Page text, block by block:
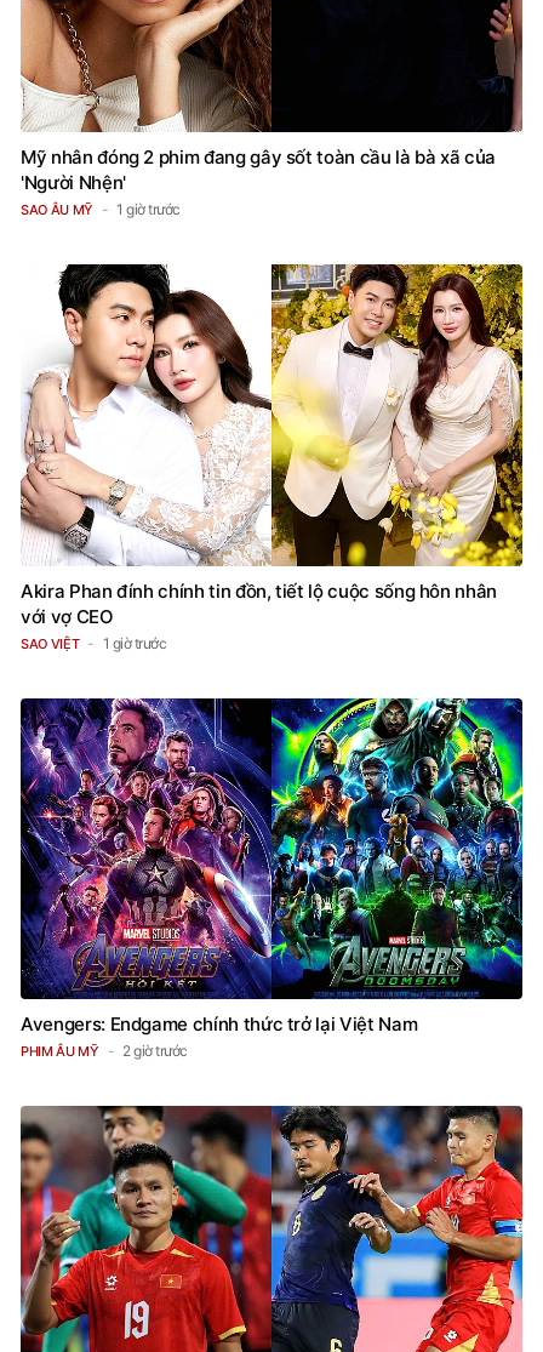
Mỹ nhân đóng 2 phim đang gây sốt toàn cầu là bà xã của
'Người Nhện'
SAO ÂU MỸ 1 giờ trước
Akira Phan đính chính tin đồn, tiết lộ cuộc sống hôn nhân
với vợ CEO
SAO VIỆT 1 giờ trước
Avengers: Endgame chính thức trở lại Việt Nam
PHIM ÂU MỸ 2 giờ trước